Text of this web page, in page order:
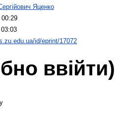
Яценко
00:29
id/eprint/17072
ввійти)